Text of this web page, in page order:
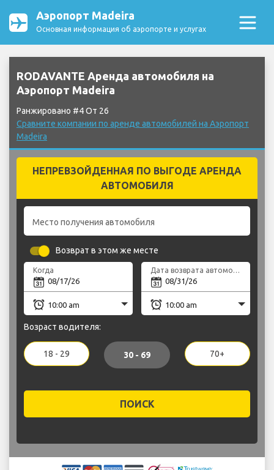
Аэропорт Madeira
Основная информация об аэропорте и услугах
RODAVANTE Аренда автомобиля на
Аэропорт Madeira
Ранжировано #4 От 26
Сравните компании по аренде автомобилей на Аэропорт
Madeira
НЕПРЕВЗОЙДЕННАЯ ПО ВЫГОДЕ АРЕНДА
АВТОМОБИЛЯ
Место получения автомобиля
Возврат в этом же месте
Когда Дата возврата автомобиля
Возраст водителя:
18 - 29 30 - 69 70+
ПОИСК